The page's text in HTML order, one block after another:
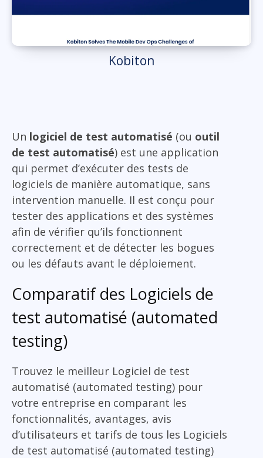
Kobiton
Un logiciel de test automatisé (ou outil
de test automatisé) est une application
qui permet d’exécuter des tests de
logiciels de manière automatique, sans
intervention manuelle. Il est conçu pour
tester des applications et des systèmes
afin de vérifier qu’ils fonctionnent
correctement et de détecter les bogues
ou les défauts avant le déploiement.
Comparatif des Logiciels de
test automatisé (automated
testing)
Trouvez le meilleur Logiciel de test
automatisé (automated testing) pour
votre entreprise en comparant les
fonctionnalités, avantages, avis
d’utilisateurs et tarifs de tous les Logiciels
de test automatisé (automated testing)